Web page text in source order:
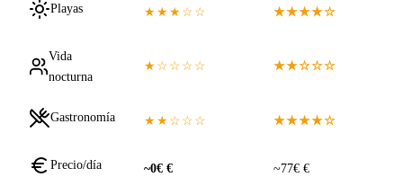
Playas ★★★☆☆ ★★★★☆
Vida
nocturna
★☆☆☆☆ ★★☆☆☆
Gastronomía ★★☆☆☆ ★★★★☆
Precio/día ~0€ € ~77€ €